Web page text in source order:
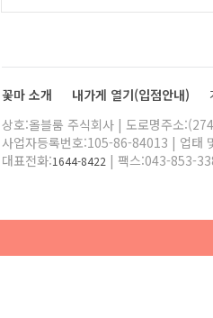
꽃마 소개 내가게 열기(입점안내)
상호:올블룸 주식회사 | 도로명주소
사업자등록번호:105-86-84013 | 업태
대표전화:1644-8422 | 팩스:043-853-